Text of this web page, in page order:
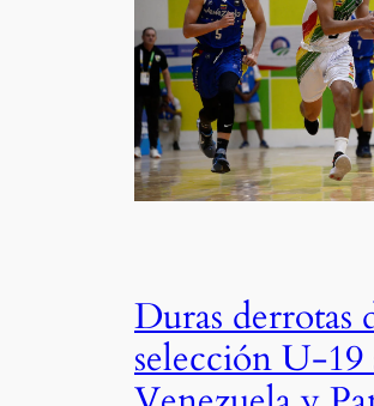
Duras derrotas
selección U-19